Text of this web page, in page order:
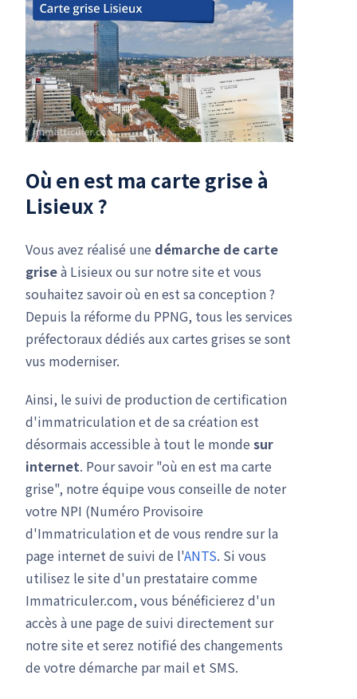
Où en est ma carte grise à
Lisieux ?
Vous avez réalisé une démarche de carte
griseà Lisieux ou sur notre site et vous
souhaitez savoir où en est sa conception ?
Depuis la réforme du PPNG, tous les services
préfectoraux dédiés aux cartes grises se sont
vus moderniser.
Ainsi, le suivi de production de certification
d'immatriculation et de sa création est
désormais accessible à tout le monde sur
internet. Pour savoir "où en est ma carte
grise", notre équipe vous conseille de noter
votre NPI (Numéro Provisoire
d'Immatriculation et de vous rendre sur la
page internet de suivi de l'ANTS. Si vous
utilisez le site d'un prestataire comme
Immatriculer.com, vous bénéficierez d'un
accès à une page de suivi directement sur
notre site et serez notifié des changements
de votre démarche par mail et SMS.